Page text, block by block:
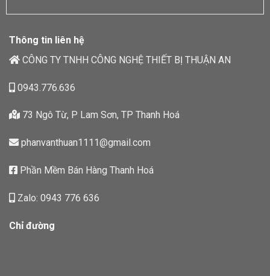
Thông tin liên hệ
CÔNG TY TNHH CÔNG NGHỆ THIẾT BỊ THUẬN AN
0943.776.636
73 Ngô Từ, P Lam Sơn, TP Thanh Hoá
phanvanthuan1111@gmail.com
Phần Mềm Bán Hàng Thanh Hoá
Zalo: 0943 776 636
Chỉ đường